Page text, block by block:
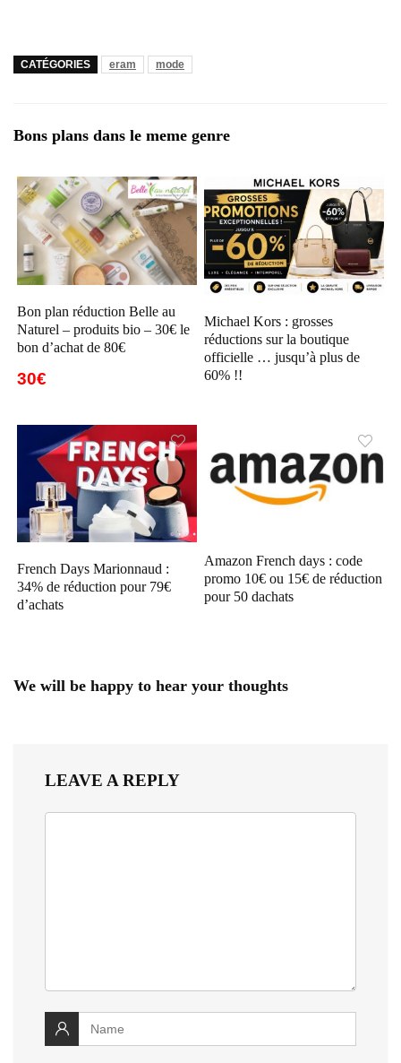
CATÉGORIES eram mode
Bons plans dans le meme genre
Bon plan réduction Belle au
Naturel – produits bio – 30€ le
bon d’achat de 80€
30€
Michael Kors : grosses
réductions sur la boutique
officielle … jusqu’à plus de
60% !!
French Days Marionnaud :
34% de réduction pour 79€
d’achats
Amazon French days : code
promo 10€ ou 15€ de réduction
pour 50 dachats
We will be happy to hear your thoughts
LEAVE A REPLY